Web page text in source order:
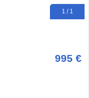
1 / 1
995 €